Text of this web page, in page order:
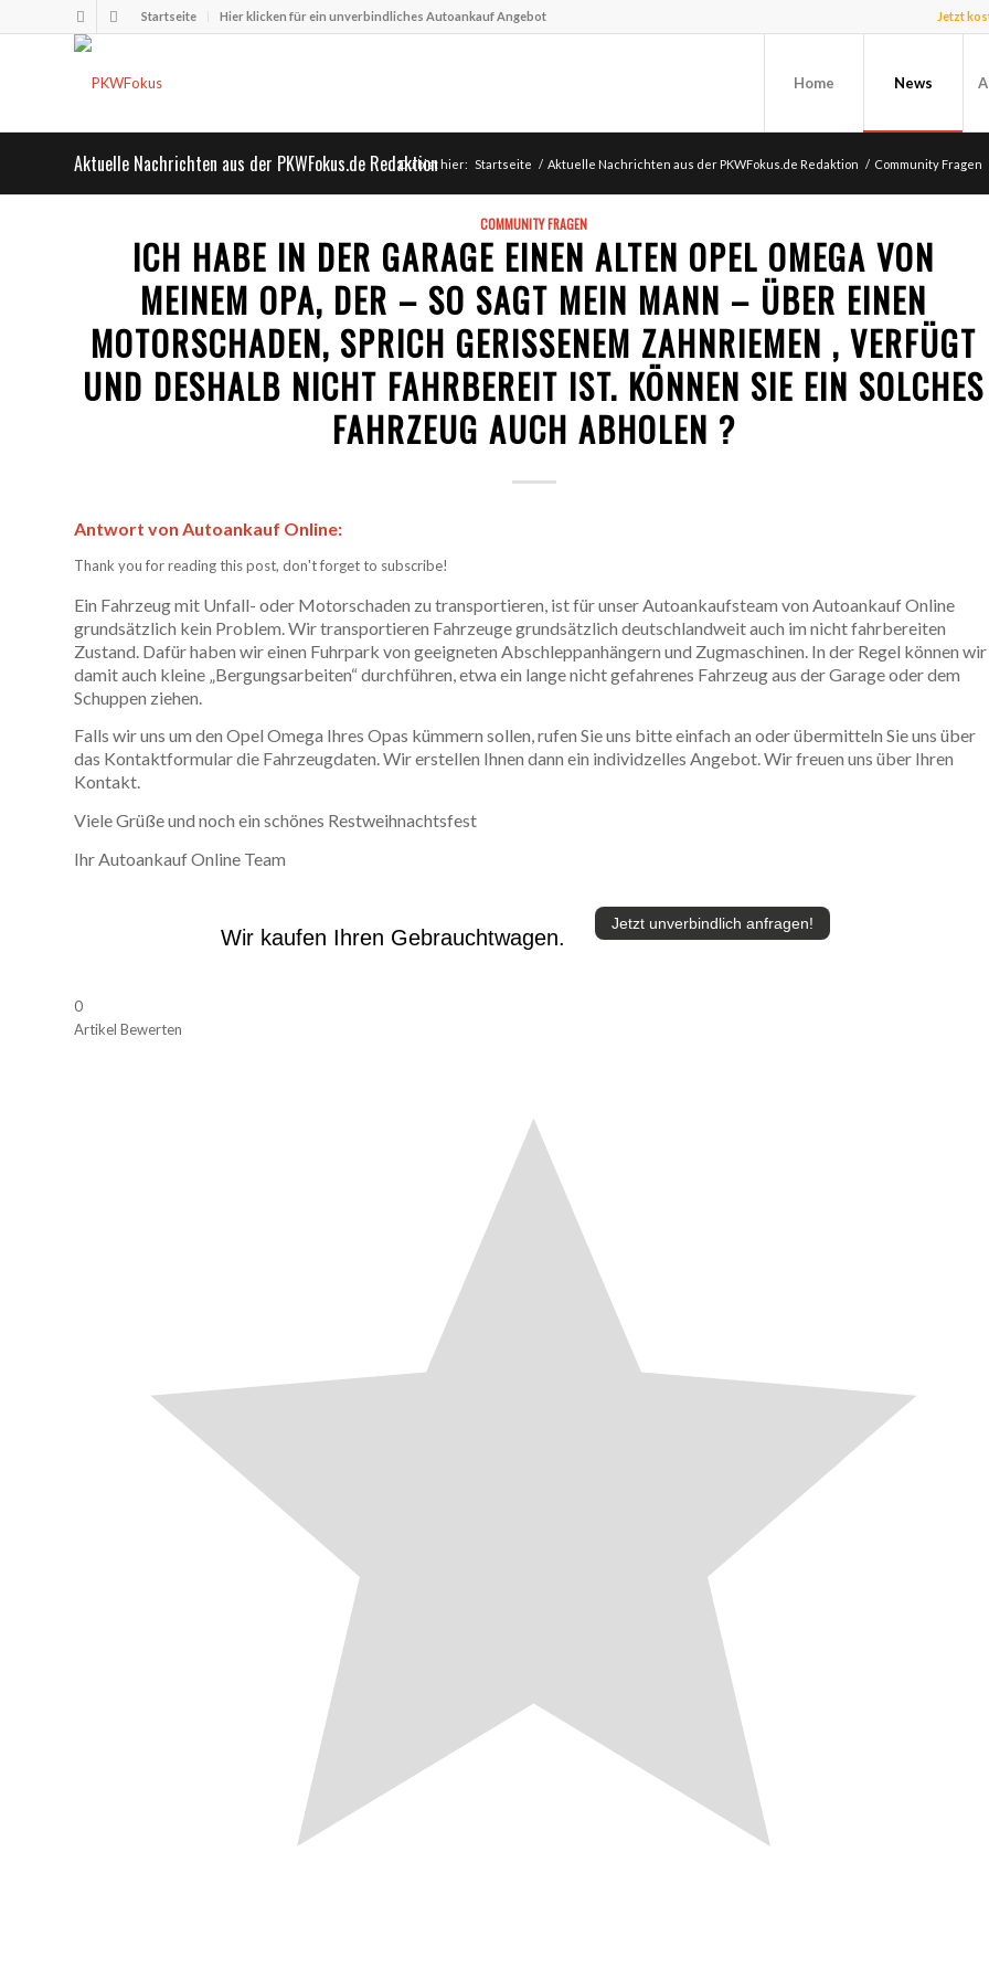
Startseite Hier klicken für ein unverbindliches Autoankauf Angebot Jetzt
Home News
Aktuelle Nachrichten aus der PKWFokus.de Redaktion
Du bist hier: Startseite / Aktuelle Nachrichten aus der PKWFokus.de Redaktion / Community Fragen
COMMUNITY FRAGEN
ICH HABE IN DER GARAGE EINEN ALTEN OPEL OMEGA VON
MEINEM OPA, DER – SO SAGT MEIN MANN – ÜBER EINEN
MOTORSCHADEN, SPRICH GERISSENEM ZAHNRIEMEN , VERFÜGT
UND DESHALB NICHT FAHRBEREIT IST. KÖNNEN SIE EIN SOLCHES
FAHRZEUG AUCH ABHOLEN ?
Antwort von Autoankauf Online:
Thank you for reading this post, don't forget to subscribe!
Ein Fahrzeug mit Unfall- oder Motorschaden zu transportieren, ist für unser Autoankaufsteam von Autoankauf Online
grundsätzlich kein Problem. Wir transportieren Fahrzeuge grundsätzlich deutschlandweit auch im nicht fahrbereiten
Zustand. Dafür haben wir einen Fuhrpark von geeigneten Abschleppanhängern und Zugmaschinen. In der Regel können wir
damit auch kleine „Bergungsarbeiten“ durchführen, etwa ein lange nicht gefahrenes Fahrzeug aus der Garage oder dem
Schuppen ziehen.
Falls wir uns um den Opel Omega Ihres Opas kümmern sollen, rufen Sie uns bitte einfach an oder übermitteln Sie uns über
das Kontaktformular die Fahrzeugdaten. Wir erstellen Ihnen dann ein individzelles Angebot. Wir freuen uns über Ihren
Kontakt.
Viele Grüße und noch ein schönes Restweihnachtsfest
Ihr Autoankauf Online Team
Wir kaufen Ihren Gebrauchtwagen.
Jetzt unverbindlich anfragen!
0
Artikel Bewerten